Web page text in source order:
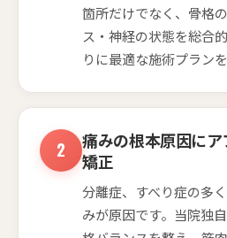
箇所だけでなく、骨格
ス・神経の状態を総合
りに最適な施術プラン
痛みの根本原因に
矯正
分離症、すべり症の多
みが原因です。当院独